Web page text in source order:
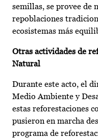
semillas, se provee de
repoblaciones
ecosistemas más
Otras actividades de
Natural
Durante este acto, el
Medio Ambiente y
estas reforestaciones
pusieron en marcha
programa de